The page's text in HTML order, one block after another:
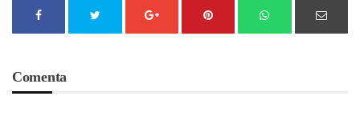
Comenta